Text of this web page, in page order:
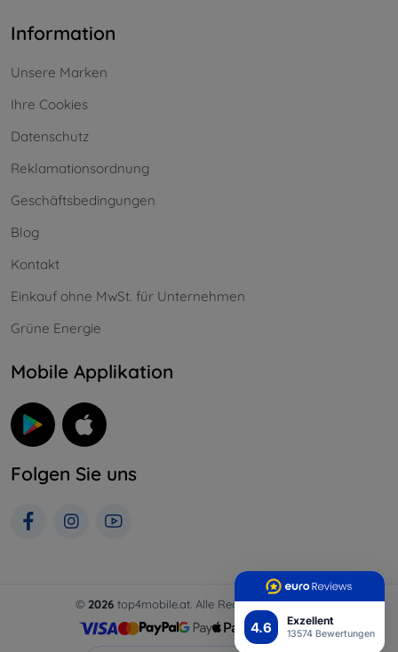
4.6 Exzellent
13574 Bewertungen
Information
Unsere Marken
Ihre Cookies
Datenschutz
Reklamationsordnung
Geschäftsbedingungen
Blog
Kontakt
Einkauf ohne MwSt. für Unternehmen
Grüne Energie
Mobile Applikation
Folgen Sie uns
© 2026top4mobile.at. Alle Rechte vorbehalten.